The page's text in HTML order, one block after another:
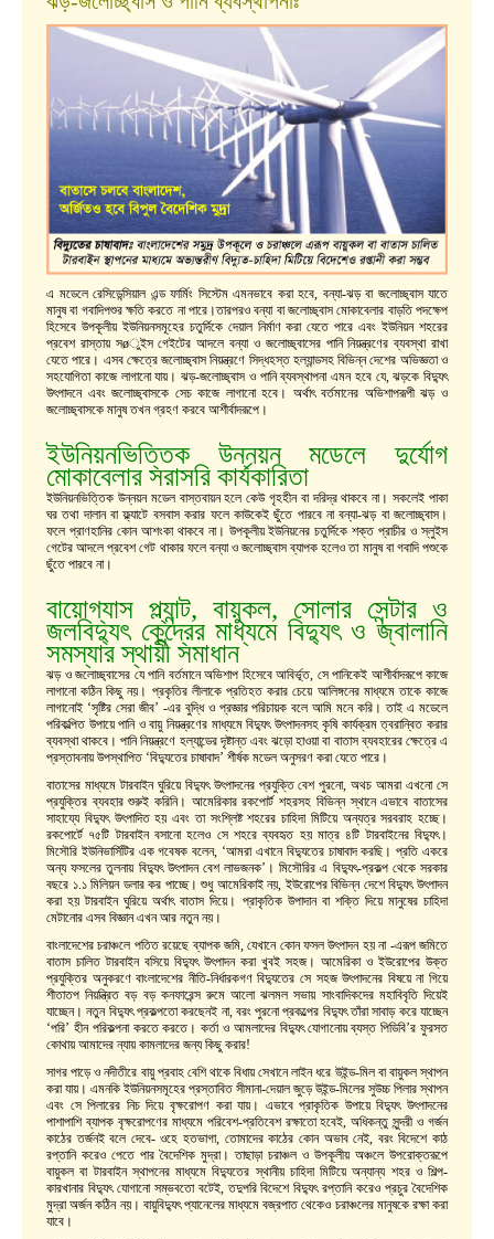
এ মডেলে রেসিডেন্সিয়াল এন্ড ফার্মিং সিস্টেম এমনভাবে করা হবে, বন্যা-ঝড় বা জলোচ্ছ্বাস যাতে
মানুষ বা গবাদিপশুর ক্ষতি করতে না পারে।তারপরও বন্যা বা জলোচ্ছ্বাস মোকাবেলার বাড়তি পদক্ষেপ
হিসেবে উপকূলীয় ইউনিয়নসমূহের চতুর্দিকে দেয়াল নির্মাণ করা যেতে পারে এবং ইউনিয়ন শহরের
প্রবেশ রাস্তায় সøুইস গেইটের আদলে বন্যা ও জলোচ্ছ্বাসের পানি নিয়ন্ত্রণের ব্যবস্থা রাখা
যেতে পারে। এসব ক্ষেত্রে জলোচ্ছ্বাস নিয়ন্ত্রণে সিদ্ধহস্ত হল্যান্ডসহ বিভিন্ন দেশের অভিজ্ঞতা ও
সহযোগিতা কাজে লাগানো যায়। ঝড়-জলোচ্ছ্বাস ও পানি ব্যবস্থাপনা এমন হবে যে, ঝড়কে বিদ্যুৎ
উৎপাদনে এবং জলোচ্ছ্বাসকে সেচ কাজে লাগানো হবে। অর্থাৎ বর্তমানের অভিশাপরূপী ঝড় ও
জলোচ্ছ্বাসকে মানুষ তখন গ্রহণ করবে আশীর্বাদরূপে।
ইউনিয়নভিত্তিক উন্নয়ন মডেলে দুর্যোগ
মোকাবেলার সরাসরি কার্যকারিতা
ইউনিয়নভিত্তিক উন্নয়ন মডেল বাস্তবায়ন হলে কেউ গৃহহীন বা দরিদ্র থাকবে না। সকলেই পাকা
ঘর তথা দালান বা ফ্ল্যাটে বসবাস করার ফলে কাউকেই ছুঁতে পারবে না বন্যা-ঝড় বা জলোচ্ছ্বাস।
ফলে প্রাণহানির কোন আশংকা থাকবে না। উপকূলীয় ইউনিয়নের চতুর্দিকে শক্ত প্রাচীর ও স্লুইস
গেটের আদলে প্রবেশ গেট থাকার ফলে বন্যা ও জলোচ্ছ্বাস ব্যাপক হলেও তা মানুষ বা গবাদি পশুকে
ছুঁতে পারবে না।
বায়োগ্যাস প্ল্যান্ট, বায়ুকল, সোলার সেন্টার ও
জলবিদ্যুৎ কেন্দ্রের মাধ্যমে বিদ্যুৎ ও জ্বালানি
সমস্যার স্থায়ী সমাধান
ঝড় ও জলোচ্ছ্বাসের যে পানি বর্তমানে অভিশাপ হিসেবে আবির্ভূত, সে পানিকেই আশীর্বাদরূপে কাজে
লাগানো কঠিন কিছু নয়। প্রকৃতির লীলাকে প্রতিহত করার চেয়ে আলিঙ্গনের মাধ্যমে তাকে কাজে
লাগানোই ‘সৃষ্টির সেরা জীব’ -এর বুদ্ধি ও প্রজ্ঞার পরিচায়ক বলে আমি মনে করি। তাই এ মডেলে
পরিকল্পিত উপায়ে পানি ও বায়ু নিয়ন্ত্রণের মাধ্যমে বিদ্যুৎ উৎপাদনসহ কৃষি কার্যক্রম ত্বরান্বিত করার
ব্যবস্থা থাকবে। পানি নিয়ন্ত্রণে হল্যান্ডের দৃষ্টান্ত এবং ঝড়ো হাওয়া বা বাতাস ব্যবহারের ক্ষেত্রে এ
প্রস্তাবনায় উপস্থাপিত ‘বিদ্যুতের চাষাবাদ’ শীর্ষক মডেল অনুসরণ করা যেতে পারে।
বাতাসের মাধ্যমে টারবাইন ঘুরিয়ে বিদ্যুৎ উৎপাদনের প্রযুক্তি বেশ পুরনো, অথচ আমরা এখনো সে
প্রযুক্তির ব্যবহার শুরুই করিনি। আমেরিকার রকপোর্ট শহরসহ বিভিন্ন স্থানে এভাবে বাতাসের
সাহায্যে বিদ্যুৎ উৎপাদিত হয় এবং তা সংশ্লিষ্ট শহরের চাহিদা মিটিয়ে অন্যত্র সরবরাহ হচ্ছে।
রকপোর্টে ৭৫টি টারবাইন বসানো হলেও সে শহরে ব্যবহৃত হয় মাত্র ৪টি টারবাইনের বিদ্যুৎ।
মিসৌরি ইউনিভার্সিটির এক গবেষক বলেন, ‘আমরা এখানে বিদ্যুতের চাষাবাদ করছি। প্রতি একরে
অন্য ফসলের তুলনায় বিদ্যুৎ উৎপাদন বেশ লাভজনক’। মিসৌরির এ বিদ্যুৎ-প্রকল্প থেকে সরকার
বছরে ১.১ মিলিয়ন ডলার কর পাচ্ছে। শুধু আমেরিকাই নয়, ইউরোপের বিভিন্ন দেশে বিদ্যুৎ উৎপাদন
করা হয় টারবাইন ঘুরিয়ে অর্থাৎ বাতাস দিয়ে। প্রাকৃতিক উপাদান বা শক্তি দিয়ে মানুষের চাহিদা
মেটানোর এসব বিজ্ঞান এখন আর নতুন নয়।
বাংলাদেশের চরাঞ্চলে পতিত রয়েছে ব্যাপক জমি, যেখানে কোন ফসল উৎপাদন হয় না -এরূপ জমিতে
বাতাস চালিত টারবাইন বসিয়ে বিদ্যুৎ উৎপাদন করা খুবই সহজ। আমেরিকা ও ইউরোপের উক্ত
প্রযুক্তির অনুকরণে বাংলাদেশের নীতি-নির্ধারকগণ বিদ্যুতের সে সহজ উৎপাদনের বিষয়ে না গিয়ে
শীতাতপ নিয়ন্ত্রিত বড় বড় কনফারেন্স রুমে আলো ঝলমল সভায় সাংবাদিকদের মহাবিবৃতি দিয়েই
যাচ্ছেন। নতুন বিদ্যুৎ প্রকল্পতো করছেনই না, বরং পুরনো প্রকল্পের বিদ্যুৎ তাঁরা সাবাড় করে যাচ্ছেন
‘পরি’ হীন পরিকল্পনা করতে করতে। কর্তা ও আমলাদের বিদ্যুৎ যোগানোয় ব্যস্ত পিডিবি’র ফুরসত
কোথায় আমাদের ন্যায় কামলাদের জন্য কিছু করার!
সাগর পাড়ে ও নদীতীরে বায়ু প্রবাহ বেশি থাকে বিধায় সেখানে লাইন ধরে উইন্ড-মিল বা বায়ুকল স্থাপন
করা যায়। এমনকি ইউনিয়নসমূহের প্রস্তাবিত সীমানা-দেয়াল জুড়ে উইন্ড-মিলের সুউচ্চ পিলার স্থাপন
এবং সে পিলারের নিচ দিয়ে বৃক্ষরোপণ করা যায়। এভাবে প্রাকৃতিক উপায়ে বিদ্যুৎ উৎপাদনের
পাশাপাশি ব্যাপক বৃক্ষরোপণের মাধ্যমে পরিবেশ-প্রতিবেশ রক্ষাতো হবেই, অধিকন্তু সুন্দরী ও গর্জন
কাঠের তর্জনই বলে দেবে- ওহে হতভাগা, তোমাদের কাঠের কোন অভাব নেই, বরং বিদেশে কাঠ
রপ্তানি করেও পেতে পার বৈদেশিক মুদ্রা। তাছাড়া চরাঞ্চল ও উপকূলীয় অঞ্চলে উপরোক্তরূপে
বায়ুকল বা টারবাইন স্থাপনের মাধ্যমে বিদ্যুতের স্থানীয় চাহিদা মিটিয়ে অন্যান্য শহর ও শিল্প-
কারখানার বিদ্যুৎ যোগানো সম্ভবতো বটেই, তদুপরি বিদেশে বিদ্যুৎ রপ্তানি করেও প্রচুর বৈদেশিক
মুদ্রা অর্জন কঠিন নয়। বায়ুবিদ্যুৎ প্যানেলের মাধ্যমে বজ্রপাত থেকেও চরাঞ্চলের মানুষকে রক্ষা করা
যাবে।